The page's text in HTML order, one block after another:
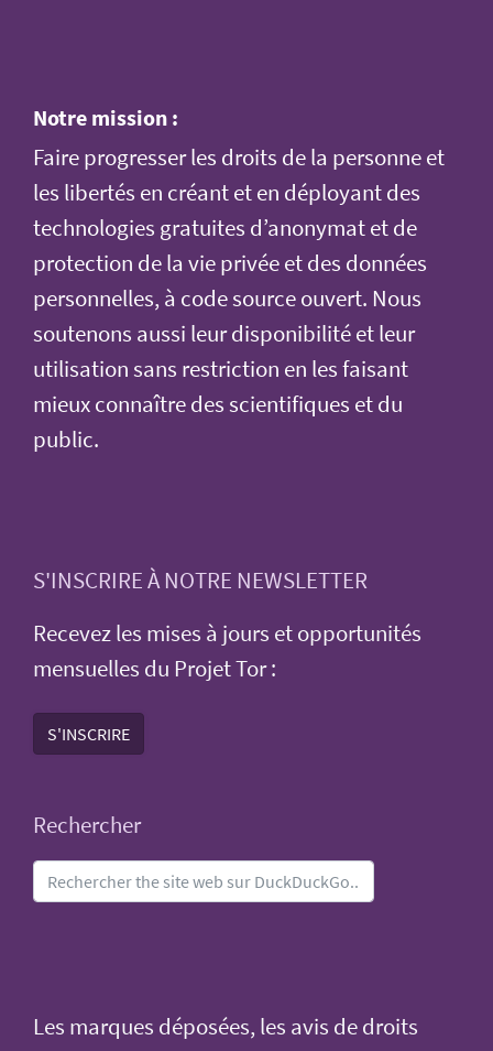
Notre mission :
Faire progresser les droits de la personne et
les libertés en créant et en déployant des
technologies gratuites d’anonymat et de
protection de la vie privée et des données
personnelles, à code source ouvert. Nous
soutenons aussi leur disponibilité et leur
utilisation sans restriction en les faisant
mieux connaître des scientifiques et du
public.
S'INSCRIRE À NOTRE NEWSLETTER
Recevez les mises à jours et opportunités
mensuelles du Projet Tor :
S'INSCRIRE
Rechercher
Les marques déposées, les avis de droits